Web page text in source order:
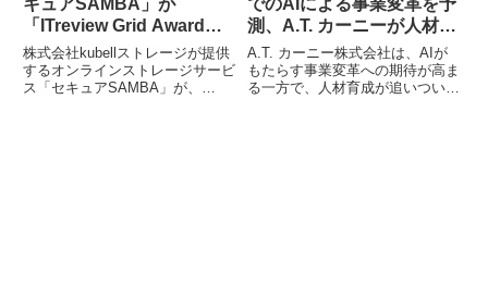
キュアSAMBA」が
「ITreview Grid Award
2026 Spring」オンライン
ストレージ部門で2期連続
「Leader」を受賞
株式会社kubellストレージが提供
するオンラインストレージサービ
ス「セキュアSAMBA」が、
でのAIによる事業変革を予
測、A.T. カーニーが人材戦
略の重要性を指摘
A.T. カーニー株式会社は、AIが
もたらす事業変革への期待が高ま
る一方で、人材育成が追いついて